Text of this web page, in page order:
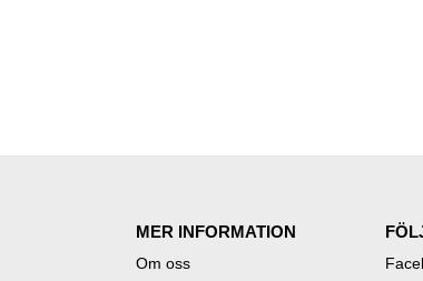
MER INFORMATION
Om oss